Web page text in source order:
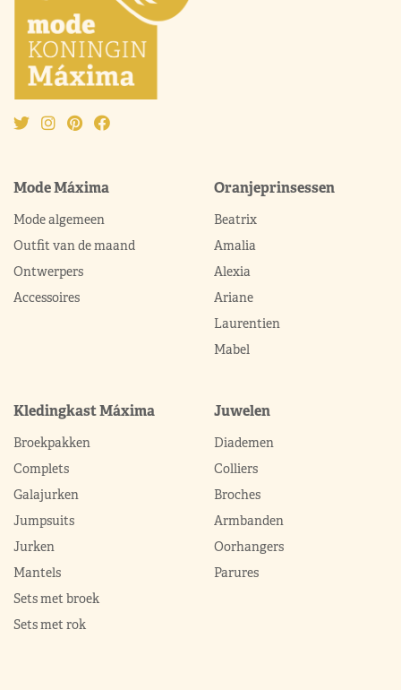
Mode Máxima
Mode algemeen
Outfit van de maand
Ontwerpers
Accessoires
Oranjeprinsessen
Beatrix
Amalia
Alexia
Ariane
Laurentien
Mabel
Kledingkast Máxima
Broekpakken
Complets
Galajurken
Jumpsuits
Jurken
Mantels
Sets met broek
Sets met rok
Juwelen
Diademen
Colliers
Broches
Armbanden
Oorhangers
Parures